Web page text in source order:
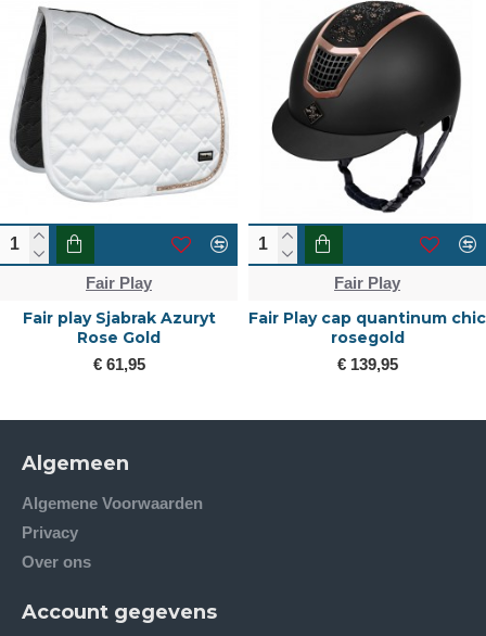
Fair Play
Fair play Sjabrak Azuryt
Rose Gold
€ 61,95
Fair Play
Fair Play cap quantinum chic
rosegold
€ 139,95
Algemeen
Algemene Voorwaarden
Privacy
Over ons
Account gegevens